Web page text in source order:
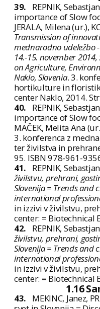
39.
REPNIK,
importance of Slow
JERALA, Milena (ur.),
Transmission of
mednarodno udeležbo
14.-15. november
on Agriculture,
Naklo, Slovenia. 3.
hortikulture in
center Naklo, 2014.
40.
REPNIK,
importance of Slow
MAČEK, Melita Ana
3. konferenca z
ter živilstva in
95. ISBN 978-961-
41.
REPNIK,
živilstvu, prehrani,
Slovenija = Trends
international
in izzivi v živilstvu,
center: = Biotechnical
42.
REPNIK,
živilstvu, prehrani,
Slovenija = Trends
international
in izzivi v živilstvu,
center: = Biotechnical
1.16
43.
MEKINC, Janez,